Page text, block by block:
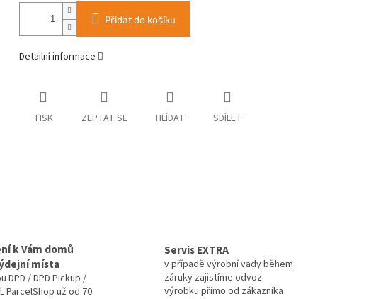
Přidat do košíku
Detailní informace
TISK ZEPTAT SE HLÍDAT SDÍLET
k Vám domů
místa
DPD / DPD Pickup /
ParcelShop už od 70
Servis EXTRA
v případě výrobní vady během
záruky zajistíme odvoz
výrobku přímo od zákazníka